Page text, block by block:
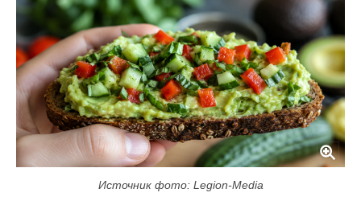
Источник фото: Legion-Media